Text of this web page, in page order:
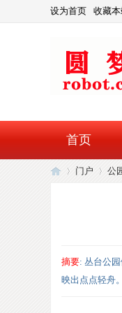
设为首页 收藏
首页
论坛
门户 公
摘要: 丛台公
映出点点轻舟